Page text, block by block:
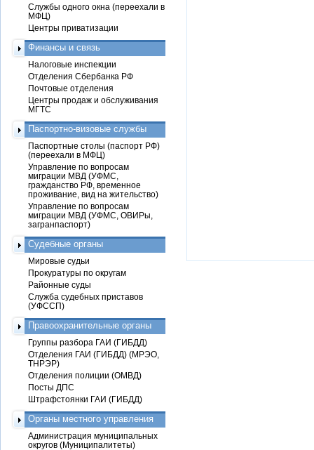
Службы одного окна (переехали в
МФЦ)
Центры приватизации
Финансы и связь
Налоговые инспекции
Отделения Сбербанка РФ
Почтовые отделения
Центры продаж и обслуживания
МГТС
Паспортно-визовые службы
Паспортные столы (паспорт РФ)
(переехали в МФЦ)
Управление по вопросам
миграции МВД (УФМС,
гражданство РФ, временное
проживание, вид на жительство)
Управление по вопросам
миграции МВД (УФМС, ОВИРы,
загранпаспорт)
Судебные органы
Мировые судьи
Прокуратуры по округам
Районные суды
Служба судебных приставов
(УФССП)
Правоохранительные органы
Группы разбора ГАИ (ГИБДД)
Отделения ГАИ (ГИБДД) (МРЭО,
ТНРЭР)
Отделения полиции (ОМВД)
Посты ДПС
Штрафстоянки ГАИ (ГИБДД)
Органы местного управления
Администрация муниципальных
округов (Муниципалитеты)